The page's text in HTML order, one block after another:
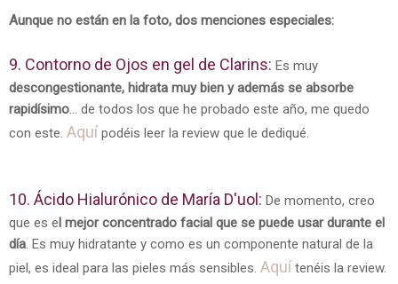
Aunque no están en la foto, dos menciones especiales:
9. Contorno de Ojos en gel de Clarins: Es muy
descongestionante, hidrata muy bien y además se absorbe
rapidísimo... de todos los que he probado este año, me quedo
con este. Aquí podéis leer la review que le dediqué.
10. Ácido Hialurónico de María D'uol: De momento, creo
que es el mejor concentrado facial que se puede usar durante el
día. Es muy hidratante y como es un componente natural de la
piel, es ideal para las pieles más sensibles. Aquí tenéis la review.